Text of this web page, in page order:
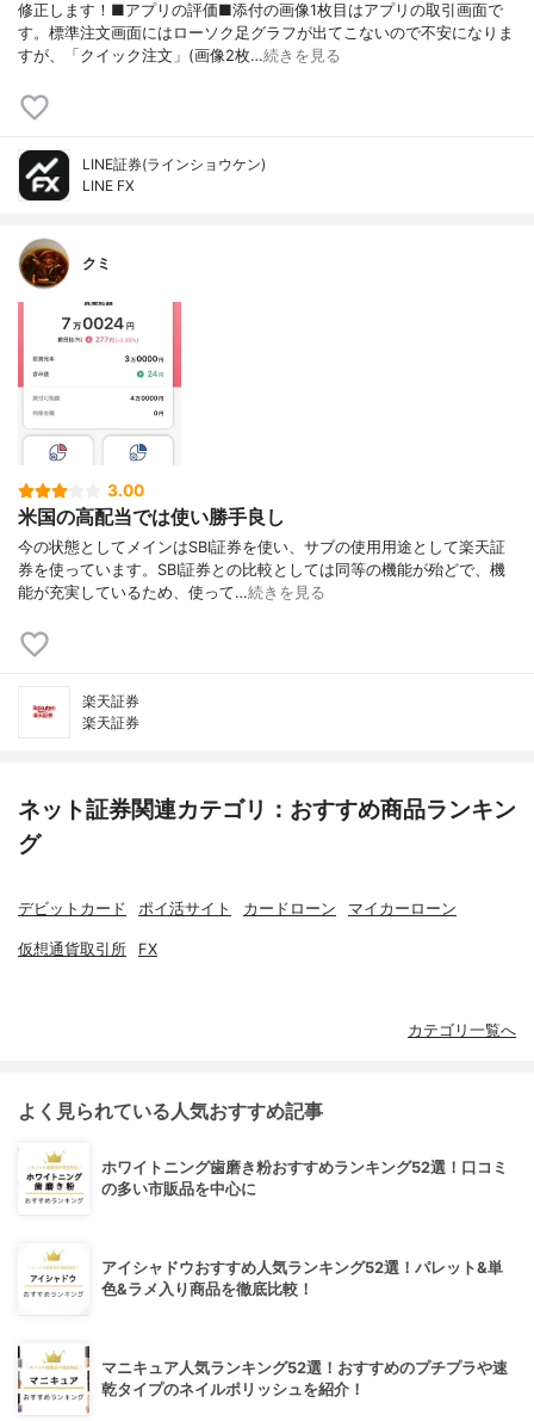
修正します！■アプリの評価■添付の画像1枚目はアプリの取引画面で
す。標準注文画面にはローソク足グラフが出てこないので不安になりま
すが、「クイック注文」(画像2枚…続きを見る
LINE証券(ラインショウケン)
LINE FX
クミ
3.00
米国の高配当では使い勝手良し
今の状態としてメインはSBI証券を使い、サブの使用用途として楽天証
券を使っています。SBI証券との比較としては同等の機能が殆どで、機
能が充実しているため、使って…続きを見る
楽天証券
楽天証券
ネット証券関連カテゴリ：おすすめ商品ランキン
グ
デビットカード ポイ活サイト カードローン マイカーローン
仮想通貨取引所 FX
カテゴリ一覧へ
よく見られている人気おすすめ記事
ホワイトニング歯磨き粉おすすめランキング52選！口コミ
の多い市販品を中心に
アイシャドウおすすめ人気ランキング52選！パレット&単
色&ラメ入り商品を徹底比較！
マニキュア人気ランキング52選！おすすめのプチプラや速
乾タイプのネイルポリッシュを紹介！